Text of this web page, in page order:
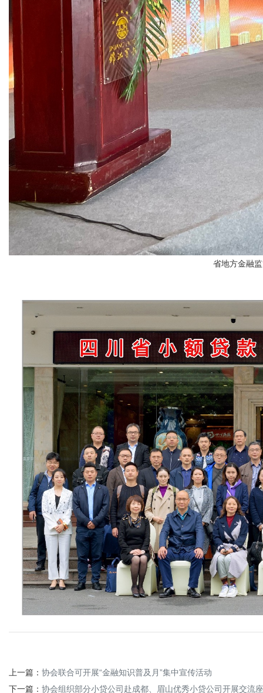
省地方金融
上一篇： 协会联合可开展“金融知识普及月”集中宣传活动
下一篇： 协会组织部分小贷公司赴成都、眉山优秀小贷公司开展交流